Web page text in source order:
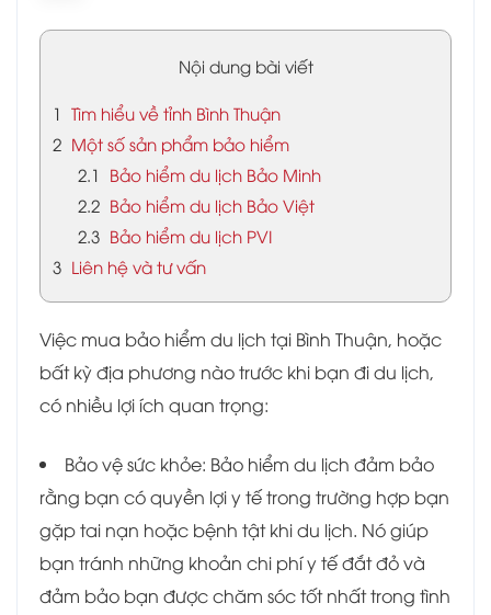
Nội dung bài viết
1 Tìm hiểu về tỉnh Bình Thuận
2 Một số sản phẩm bảo hiểm
2.1
Bảo hiểm du lịch Bảo Minh
2.2 Bảo hiểm du lịch Bảo Việt
2.3 Bảo hiểm du lịch PVI
3 Liên hệ và tư vấn
Việc mua bảo hiểm du lịch tại Bình Thuận, hoặc
bất kỳ địa phương nào trước khi bạn đi du lịch,
có nhiều lợi ích quan trọng:
Bảo vệ sức khỏe: Bảo hiểm du lịch đảm bảo
rằng bạn có quyền lợi y tế trong trường hợp bạn
gặp tai nạn hoặc bệnh tật khi du lịch. Nó giúp
bạn tránh những khoản chi phí y tế đắt đỏ và
đảm bảo bạn được chăm sóc tốt nhất trong tình